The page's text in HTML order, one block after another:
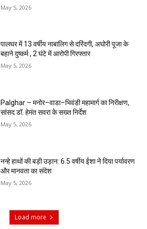
May 5, 2026
पालघर में 13 वर्षीय नाबालिग से दरिंदगी, अघोरी पूजा के
बहाने दुष्कर्म , 2 घंटे में आरोपी गिरफ्तार
May 5, 2026
Palghar – मनोर–वाडा–भिवंडी महामार्ग का निरीक्षण,
सांसद डॉ. हेमंत सवरा के सख्त निर्देश
May 5, 2026
नन्हे हाथों की बड़ी उड़ान: 6.5 वर्षीय ईशा ने दिया पर्यावरण
और मानवता का संदेश
May 5, 2026
Load more